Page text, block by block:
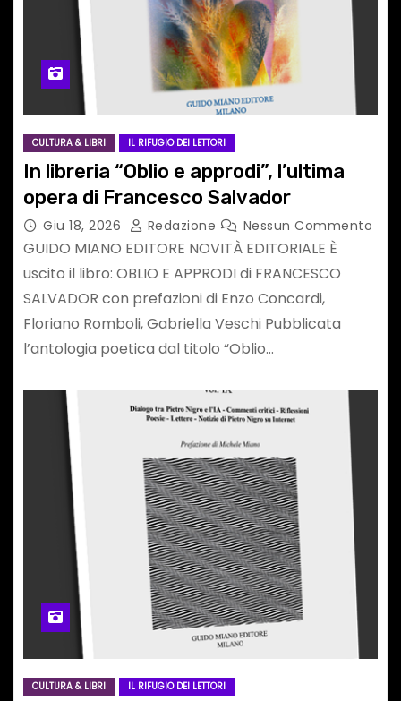
CULTURA & LIBRI IL RIFUGIO DEI LETTORI
In libreria “Oblio e approdi”, l’ultima
opera di Francesco Salvador
Giu 18, 2026 Redazione Nessun Commento
GUIDO MIANO EDITORE NOVITÀ EDITORIALE È
uscito il libro: OBLIO E APPRODI di FRANCESCO
SALVADOR con prefazioni di Enzo Concardi,
Floriano Romboli, Gabriella Veschi Pubblicata
l’antologia poetica dal titolo “Oblio…
CULTURA & LIBRI IL RIFUGIO DEI LETTORI